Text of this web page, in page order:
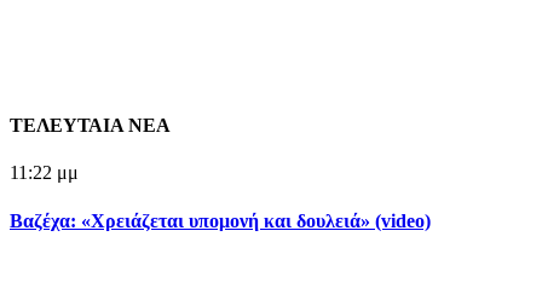
ΤΕΛΕΥΤΑΙΑ ΝΕΑ
11:22 μμ
Βαζέχα: «Χρειάζεται υπομονή και δουλειά» (video)